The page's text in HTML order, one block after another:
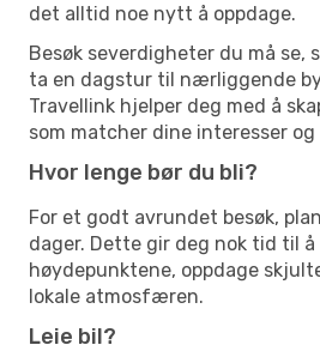
det alltid noe nytt å oppdage.
Besøk severdigheter du må se,
ta en dagstur til nærliggende
Travellink hjelper deg med å
som matcher dine interesser og
Hvor lenge bør du bli?
For et godt avrundet besøk,
dager. Dette gir deg nok tid til å
høydepunktene, oppdage
lokale atmosfæren.
Leie bil?